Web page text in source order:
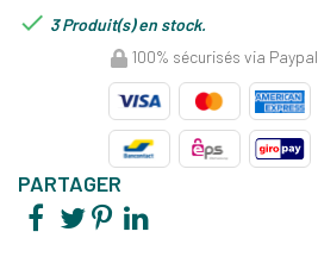
 3 Produit(s) en stock.
100% sécurisés via Paypal
PARTAGER